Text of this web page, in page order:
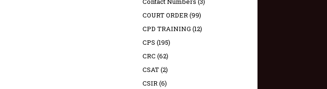
COURT ORDER(99)
CPD TRAINING (12)
CPS (195)
CRC (62)
CSAT(2)
CSIR(6)